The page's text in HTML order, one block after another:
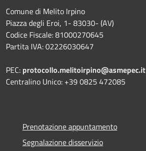
Comune di Melito Irpino
Piazza degli Eroi, 1- 83030- (AV)
Codice Fiscale: 81000270645
Partita IVA: 02226030647
PEC: protocollo.melitoirpino@asmepec.it
Centralino Unico: +39 0825 472085
Prenotazione appuntamento
Segnalazione disservizio